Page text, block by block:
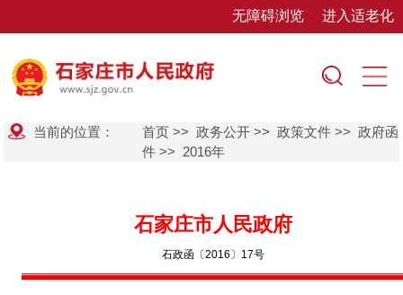
无障碍浏览 进入适老化
当前的位置： 首页 >>政务公开 >>政策文件 >>政府函
件 >> 2016年
石家庄市人民政府
石政函〔2016〕17号